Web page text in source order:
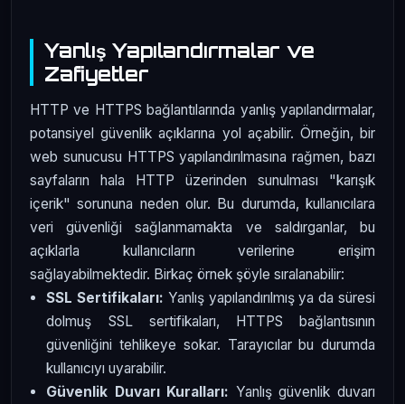
Yanlış Yapılandırmalar ve
Zafiyetler
HTTP ve HTTPS bağlantılarında yanlış yapılandırmalar,
potansiyel güvenlik açıklarına yol açabilir. Örneğin, bir
web sunucusu HTTPS yapılandırılmasına rağmen, bazı
sayfaların hala HTTP üzerinden sunulması "karışık
içerik" sorununa neden olur. Bu durumda, kullanıcılara
veri güvenliği sağlanmamakta ve saldırganlar, bu
açıklarla kullanıcıların verilerine erişim
sağlayabilmektedir. Birkaç örnek şöyle sıralanabilir:
SSL Sertifikaları: Yanlış yapılandırılmış ya da süresi
dolmuş SSL sertifikaları, HTTPS bağlantısının
güvenliğini tehlikeye sokar. Tarayıcılar bu durumda
kullanıcıyı uyarabilir.
Güvenlik Duvarı Kuralları: Yanlış güvenlik duvarı